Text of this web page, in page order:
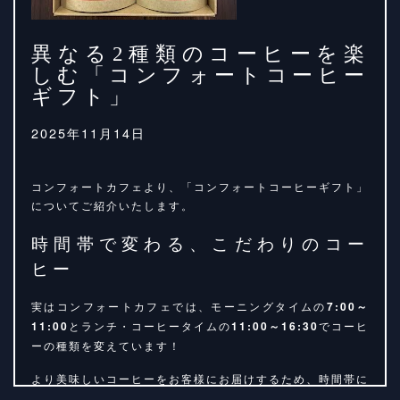
異なる2種類のコーヒーを楽
しむ「コンフォートコーヒー
ギフト」
2025年11月14日
コンフォートカフェより、「コンフォートコーヒーギフト」
についてご紹介いたします。
時間帯で変わる、こだわりのコー
ヒー
実はコンフォートカフェでは、モーニングタイムの7:00～
11:00 とランチ・コーヒータイムの11:00～16:30でコーヒ
ーの種類を変えています！
より美味しいコーヒーをお客様にお届けするため、時間帯に